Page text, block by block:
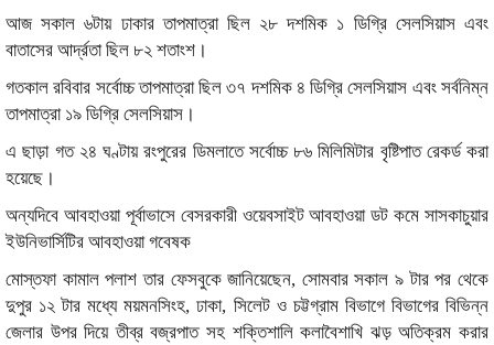
আজ সকাল ৬টায় ঢাকার তাপমাত্রা ছিল ২৮ দশমিক ১ ডিগ্রি সেলসিয়াস এবং
বাতাসের আর্দ্রতা ছিল ৮২ শতাংশ।
গতকাল রবিবার সর্বোচ্চ তাপমাত্রা ছিল ৩৭ দশমিক ৪ ডিগ্রি সেলসিয়াস এবং সর্বনিম্ন
তাপমাত্রা ১৯ ডিগ্রি সেলসিয়াস।
এ ছাড়া গত ২৪ ঘণ্টায় রংপুরের ডিমলাতে সর্বোচ্চ ৮৬ মিলিমিটার বৃষ্টিপাত রেকর্ড করা
হয়েছে।
অন্যদিবে আবহাওয়া পূর্বাভাসে বেসরকারী ওয়েবসাইট আবহাওয়া ডট কমে সাসকাচুয়ার
ইউনিভার্সিটির আবহাওয়া গবেষক
মোস্তফা কামাল পলাশ তার ফেসবুকে জানিয়েছেন, সোমবার সকাল ৯ টার পর থেকে
দুপুর ১২ টার মধ্যে ময়মনসিংহ, ঢাকা, সিলেট ও চট্টগ্রাম বিভাগে বিভাগের বিভিন্ন
জেলার উপর দিয়ে তীব্র বজ্রপাত সহ শক্তিশালি কলাবৈশাখি ঝড় অতিক্রম করার